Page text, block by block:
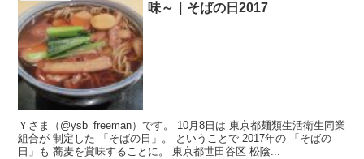
味～｜そばの日2017
Ｙさま（@ysb_freeman）です。 10月8日は 東京都麺類生活衛生同業
組合が 制定した 「そばの日」。 ということで 2017年の 「そばの
日」も 蕎麦を賞味することに。 東京都世田谷区 松陰...